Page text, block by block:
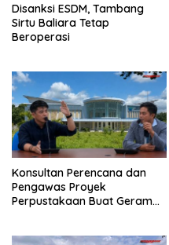
Disanksi ESDM, Tambang
Sirtu Baliara Tetap
Beroperasi
Konsultan Perencana dan
Pengawas Proyek
Perpustakaan Buat Geram